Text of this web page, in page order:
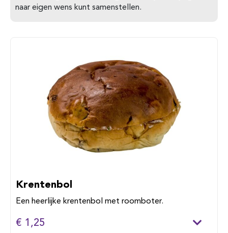
naar eigen wens kunt samenstellen.
Krentenbol
Een heerlijke krentenbol met roomboter.
€ 1,25